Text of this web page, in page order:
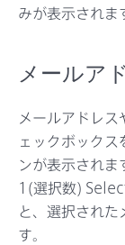
みが表示されま
メールア
メールアドレ
ェックボック
ンが表示され
1(選択数)
と、選択された
す。